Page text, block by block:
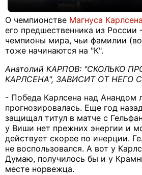
О чемпионстве Магнуса Карлсена
его предшественника из России
чемпионы мира, чьи фамилии
тоже начинаются на "К".
Анатолий КАРПОВ: "СКОЛЬКО
КАРЛСЕНА", ЗАВИСИТ ОТ НЕГО
- Победа Карлсена над Анандом
прогнозировалась. Еще год
защищал титул в матче с
у Виши нет прежних энергии и
действует скорее по инерции.
не воспользовался. А вот у
Думаю, получилось бы и у
месте норвежца.